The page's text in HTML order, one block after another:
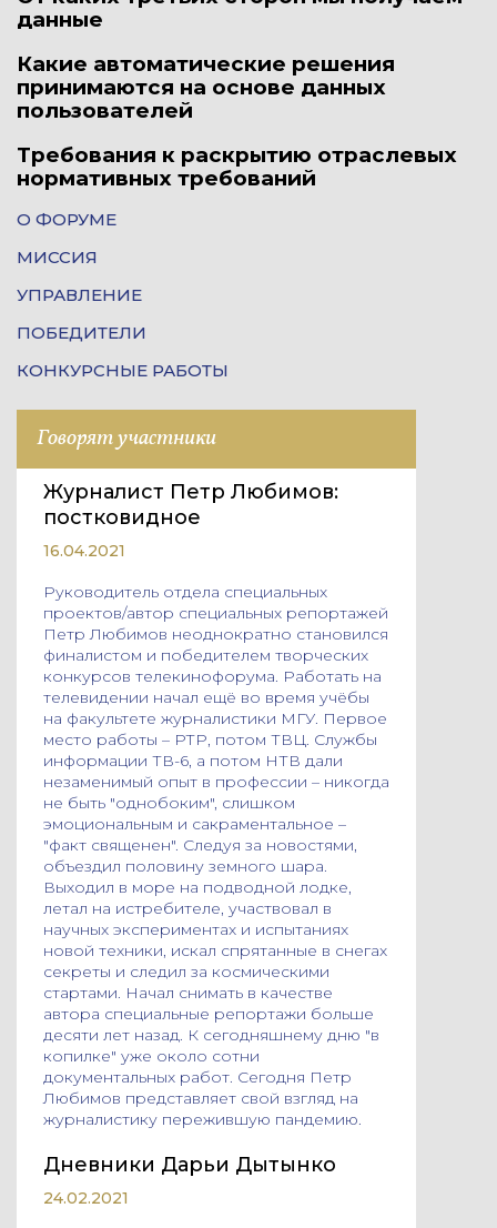
данные
Какие автоматические решения
принимаются на основе данных
пользователей
Требования к раскрытию отраслевых
нормативных требований
О ФОРУМЕ
МИССИЯ
УПРАВЛЕНИЕ
ПОБЕДИТЕЛИ
КОНКУРСНЫЕ РАБОТЫ
Говорят участники
Журналист Петр Любимов:
постковидное
16.04.2021
Руководитель отдела специальных
проектов/автор специальных репортажей
Петр Любимов неоднократно становился
финалистом и победителем творческих
конкурсов телекинофорума. Работать на
телевидении начал ещё во время учёбы
на факультете журналистики МГУ. Первое
место работы – РТР, потом ТВЦ. Службы
информации ТВ-6, а потом НТВ дали
незаменимый опыт в профессии – никогда
не быть "однобоким", слишком
эмоциональным и сакраментальное –
"факт священен". Следуя за новостями,
объездил половину земного шара.
Выходил в море на подводной лодке,
летал на истребителе, участвовал в
научных экспериментах и испытаниях
новой техники, искал спрятанные в снегах
секреты и следил за космическими
стартами. Начал снимать в качестве
автора специальные репортажи больше
десяти лет назад. К сегодняшнему дню "в
копилке" уже около сотни
документальных работ. Сегодня Петр
Любимов представляет свой взгляд на
журналистику пережившую пандемию.
Дневники Дарьи Дытынко
24.02.2021